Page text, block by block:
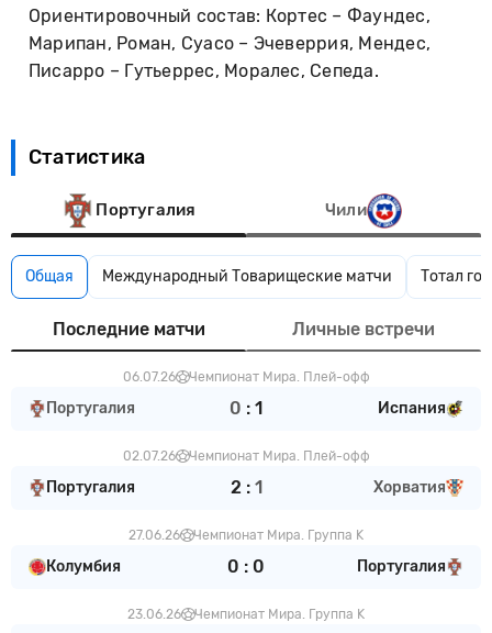
Ориентировочный состав: Кортес – Фаундес,
Марипан, Роман, Суасо – Эчеверрия, Мендес,
Писарро – Гутьеррес, Моралес, Сепеда.
Статистика
Португалия Чили
Общая Международный Товарищеские матчи Тотал
Последние матчи Личные встречи
06.07.26 Чемпионат Мира. Плей-офф
Португалия 0 : 1 Испания
02.07.26 Чемпионат Мира. Плей-офф
Португалия 2 : 1 Хорватия
27.06.26 Чемпионат Мира. Группа K
Колумбия 0 : 0 Португалия
23.06.26 Чемпионат Мира. Группа K